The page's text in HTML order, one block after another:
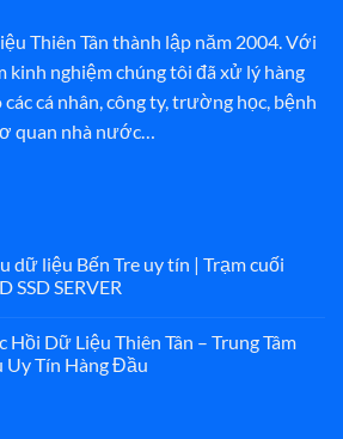
Thiên Tân thành lập năm 2004. Với
kinh nghiệm chúng tôi đã xử lý hàng
cá nhân, công ty, trường học, bệnh
quan nhà nước…
dữ liệu Bến Tre uy tín | Trạm cuối
SSD SERVER
Hồi Dữ Liệu Thiên Tân – Trung Tâm
Tín Hàng Đầu